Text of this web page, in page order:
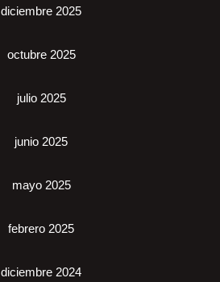
diciembre 2025
octubre 2025
julio 2025
junio 2025
mayo 2025
febrero 2025
diciembre 2024